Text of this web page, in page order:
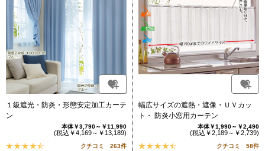
１級遮光・防炎・形態安定加工カーテ
ン
本体￥3,790～￥11,990
(税込￥4,169～￥13,189)
クチコミ 263件
幅広サイズの遮熱・遮像・ＵＶカッ
ト・ 防炎小窓用カーテン
本体￥1,990～￥2,490
(税込￥2,189～￥2,739)
クチコミ 58件